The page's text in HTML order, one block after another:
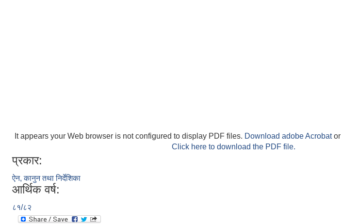
It appears your Web browser is not configured to display PDF files. Download adobe Acrobator
Click here to download the PDF file.
प्रकार:
ऐन, कानुन तथा निर्देशिका
आर्थिक वर्ष:
८१/८२